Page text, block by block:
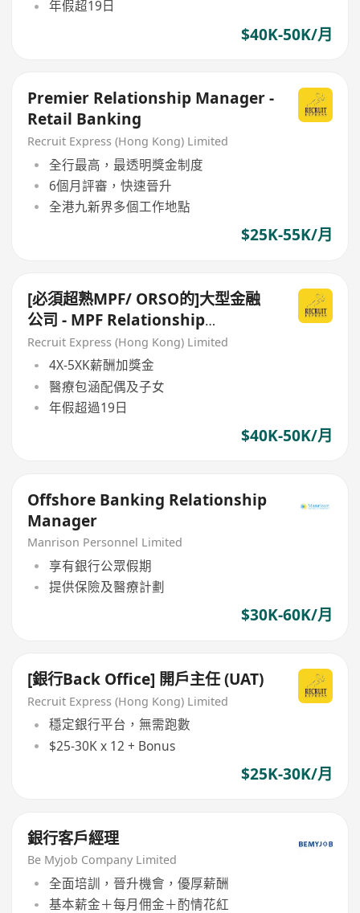
年假超19日
$40K-50K/月
Premier Relationship Manager -
Retail Banking
Recruit Express (Hong Kong) Limited
全行最高，最透明獎金制度
6個月評審，快速晉升
全港九新界多個工作地點
$25K-55K/月
[必須超熟MPF/ ORSO的]大型金融
公司 - MPF Relationship
Manager (B2B) (不用跑數)
Recruit Express (Hong Kong) Limited
4X-5XK薪酬加獎金
醫療包涵配偶及子女
年假超過19日
$40K-50K/月
Offshore Banking Relationship
Manager
Manrison Personnel Limited
享有銀行公眾假期
提供保險及醫療計劃
$30K-60K/月
[銀行Back Office] 開戶主任 (UAT)
Recruit Express (Hong Kong) Limited
穩定銀行平台，無需跑數
$25-30K x 12 + Bonus
$25K-30K/月
銀行客戶經理
Be Myjob Company Limited
全面培訓，晉升機會，優厚薪酬
基本薪金＋每月佣金＋酌情花紅